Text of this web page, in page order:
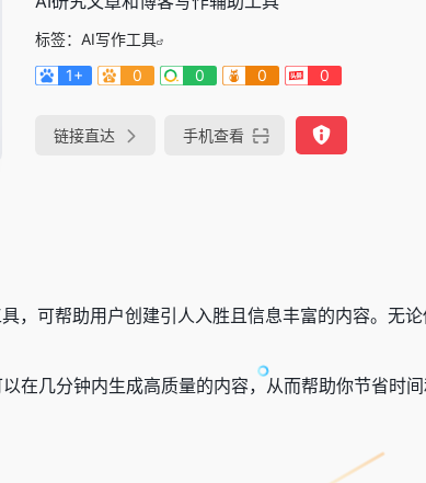
标签： AI写作工具
1+
0 0 0 0
链接直达 手机查看
，可帮助用户创建引人入胜且信息丰富的内容。无
在几分钟内生成高质量的内容，从而帮助你节省时间